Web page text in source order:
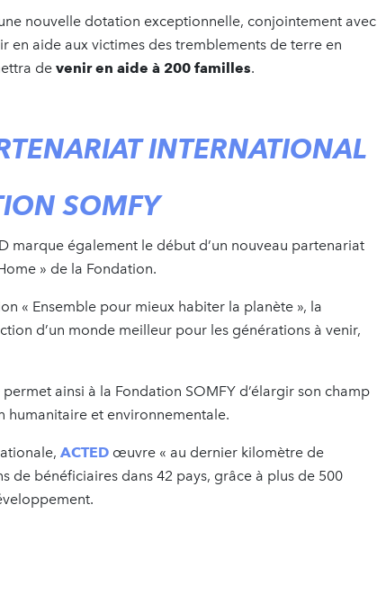
nouvelle dotation exceptionnelle, conjointement avec
en aide aux victimes des tremblements de terre en
de venir en aide à 200 familles.
INTERNATIONAL
SOMFY
marque également le début d’un nouveau partenariat
» de la Fondation.
« Ensemble pour mieux habiter la planète », la
d’un monde meilleur pour les générations à venir,
ainsi à la Fondation SOMFY d’élargir son champ
humanitaire et environnementale.
ACTED œuvre « au dernier kilomètre de
de bénéficiaires dans 42 pays, grâce à plus de 500